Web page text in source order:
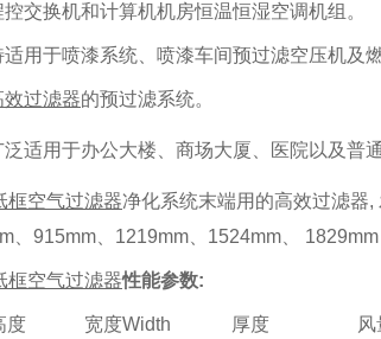
控交换机和计算机机房恒温恒湿空调机组。
适用于喷漆系统、喷漆车间预过滤空压机及
效过滤器的预过滤系统。
泛适用于办公大楼、商场大厦、医院以及普
框空气过滤器净化系统末端用的高效过滤器,
、915mm、1219mm、1524mm、 1829mm
框空气过滤器性能参数:
度
宽度Width
厚度
风